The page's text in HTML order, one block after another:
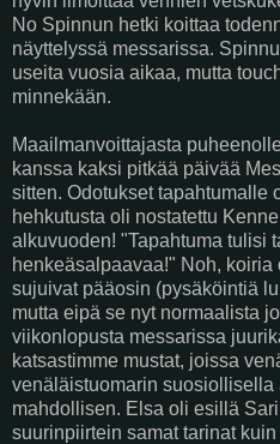
No Spinnun hetki koittaa
näyttelyssä messarissa.
useita vuosia aikaa, mutta
minnekään.
Maailmanvoittajasta
kanssa kaksi pitkää päivää
sitten. Odotukset tapahtumalle
hehkutusta oli nostatettu
alkuvuoden! "Tapahtuma tulisi
henkeäsalpaavaa!" Noh,
sujuivat pääosin (pysäköintiä
mutta eipä se nyt normaalista
viikonlopusta messarissa
katsastimme mustat, joissa
venäläistuomarin
mahdollisen. Elsa oli esillä
suurinpiirtein samat tarinat